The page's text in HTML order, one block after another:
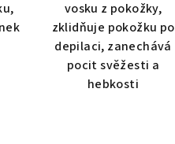
vosku z pokožky,
zklidňuje pokožku po
depilaci, zanechává
pocit svěžesti a
hebkosti